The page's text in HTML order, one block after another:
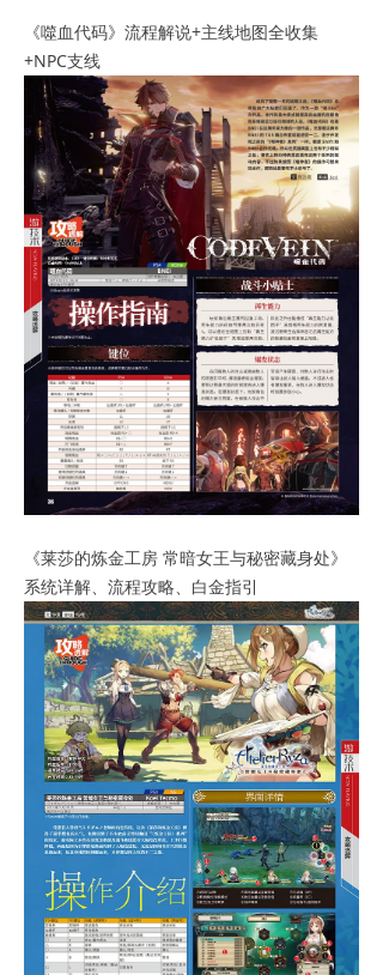
《噬血代码》流程解说+主线地图全收集
+NPC支线
《莱莎的炼金工房 常暗女王与秘密藏身处》
系统详解、流程攻略、白金指引